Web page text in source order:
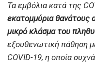
Τα εμβόλια κατά της
εκατομμύρια θανάτους
μικρό κλάσμα του
εξουθενωτική πάθηση
COVID-19, η οποία